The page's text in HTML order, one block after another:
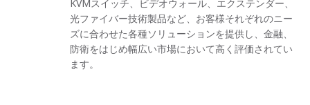
KVMスイッチ、ビデオウォール、エクステンダー、
光ファイバー技術製品など、お客様それぞれのニー
ズに合わせた各種ソリューションを提供し、金融、
防衛をはじめ幅広い市場において高く評価されてい
ます。